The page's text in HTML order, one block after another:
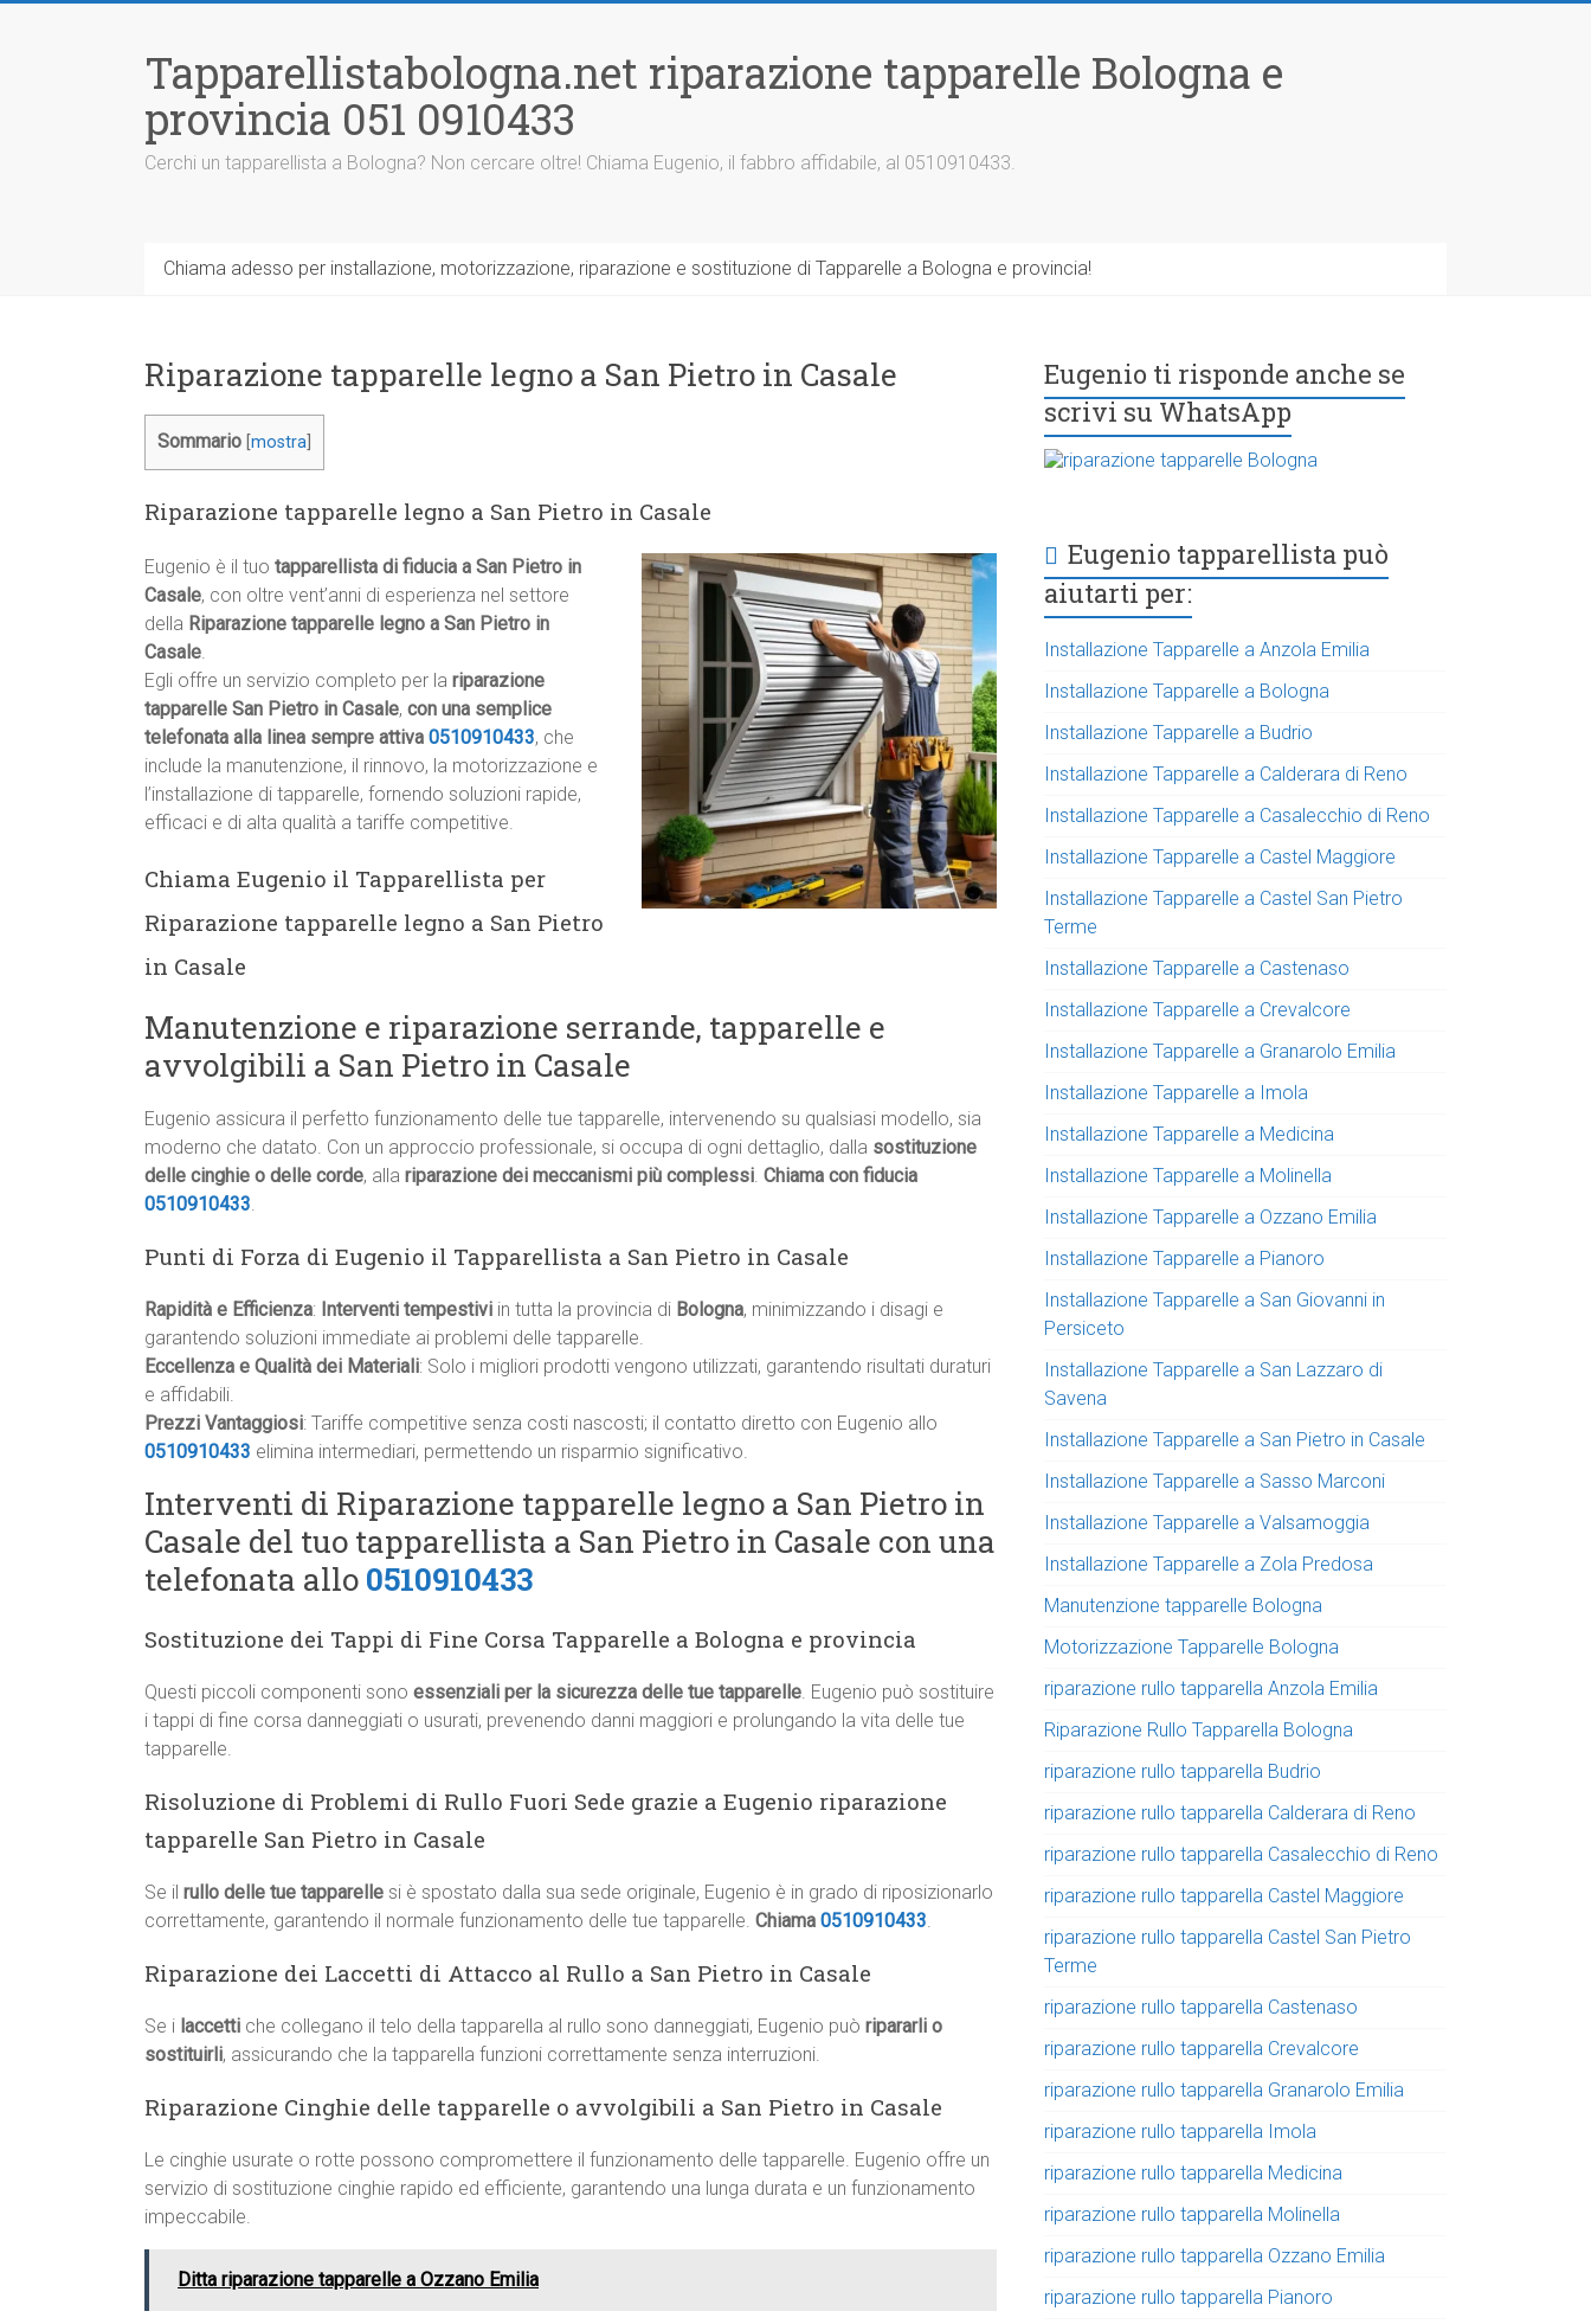
Tapparellistabologna.net riparazione tapparelle Bologna e
provincia 051 0910433
Cerchi un tapparellista a Bologna? Non cercare oltre! Chiama Eugenio, il fabbro affidabile, al 0510910433.
Chiama adesso per installazione, motorizzazione, riparazione e sostituzione di Tapparelle a Bologna e provincia!
Riparazione tapparelle legno a San Pietro in Casale
Sommario mostra
Riparazione tapparelle legno a San Pietro in Casale
Eugenio è il tuo tapparellista di fiducia a San Pietro in
Casale, con oltre vent’anni di esperienza nel settore
della Riparazione tapparelle legno a San Pietro in
Casale.
Egli offre un servizio completo per la riparazione
tapparelle San Pietro in Casale, con una semplice
telefonata alla linea sempre attiva 0510910433, che
include la manutenzione, il rinnovo, la motorizzazione e
l’installazione di tapparelle, fornendo soluzioni rapide,
efficaci e di alta qualità a tariffe competitive.
Chiama Eugenio il Tapparellista per
Riparazione tapparelle legno a San Pietro
in Casale
Manutenzione e riparazione serrande, tapparelle e
avvolgibili a San Pietro in Casale
Eugenio assicura il perfetto funzionamento delle tue tapparelle, intervenendo su qualsiasi modello, sia
moderno che datato. Con un approccio professionale, si occupa di ogni dettaglio, dalla sostituzione
delle cinghie o delle corde, alla riparazione dei meccanismi più complessi. Chiama con fiducia
0510910433.
Punti di Forza di Eugenio il Tapparellista a San Pietro in Casale
Rapidità e Efficienza: Interventi tempestivi in tutta la provincia di Bologna, minimizzando i disagi e
garantendo soluzioni immediate ai problemi delle tapparelle.
Eccellenza e Qualità dei Materiali: Solo i migliori prodotti vengono utilizzati, garantendo risultati duraturi
e affidabili.
Prezzi Vantaggiosi: Tariffe competitive senza costi nascosti; il contatto diretto con Eugenio allo
0510910433 elimina intermediari, permettendo un risparmio significativo.
Interventi di Riparazione tapparelle legno a San Pietro in
Casale del tuo tapparellista a San Pietro in Casale con una
telefonata allo 0510910433
Sostituzione dei Tappi di Fine Corsa Tapparelle a Bologna e provincia
Questi piccoli componenti sono essenziali per la sicurezza delle tue tapparelle. Eugenio può sostituire
i tappi di fine corsa danneggiati o usurati, prevenendo danni maggiori e prolungando la vita delle tue
tapparelle.
Risoluzione di Problemi di Rullo Fuori Sede grazie a Eugenio riparazione
tapparelle San Pietro in Casale
Se il rullo delle tue tapparelle si è spostato dalla sua sede originale, Eugenio è in grado di riposizionarlo
correttamente, garantendo il normale funzionamento delle tue tapparelle. Chiama 0510910433.
Riparazione dei Laccetti di Attacco al Rullo a San Pietro in Casale
Se i laccetti che collegano il telo della tapparella al rullo sono danneggiati, Eugenio può ripararli o
sostituirli, assicurando che la tapparella funzioni correttamente senza interruzioni.
Riparazione Cinghie delle tapparelle o avvolgibili a San Pietro in Casale
Le cinghie usurate o rotte possono compromettere il funzionamento delle tapparelle. Eugenio offre un
servizio di sostituzione cinghie rapido ed efficiente, garantendo una lunga durata e un funzionamento
impeccabile.
Ditta riparazione tapparelle a Ozzano Emilia
Eugenio ti risponde anche se
scrivi su WhatsApp
Eugenio tapparellista può
aiutarti per:
Installazione Tapparelle a Anzola Emilia
Installazione Tapparelle a Bologna
Installazione Tapparelle a Budrio
Installazione Tapparelle a Calderara di Reno
Installazione Tapparelle a Casalecchio di Reno
Installazione Tapparelle a Castel Maggiore
Installazione Tapparelle a Castel San Pietro
Terme
Installazione Tapparelle a Castenaso
Installazione Tapparelle a Crevalcore
Installazione Tapparelle a Granarolo Emilia
Installazione Tapparelle a Imola
Installazione Tapparelle a Medicina
Installazione Tapparelle a Molinella
Installazione Tapparelle a Ozzano Emilia
Installazione Tapparelle a Pianoro
Installazione Tapparelle a San Giovanni in
Persiceto
Installazione Tapparelle a San Lazzaro di
Savena
Installazione Tapparelle a San Pietro in Casale
Installazione Tapparelle a Sasso Marconi
Installazione Tapparelle a Valsamoggia
Installazione Tapparelle a Zola Predosa
Manutenzione tapparelle Bologna
Motorizzazione Tapparelle Bologna
riparazione rullo tapparella Anzola Emilia
Riparazione Rullo Tapparella Bologna
riparazione rullo tapparella Budrio
riparazione rullo tapparella Calderara di Reno
riparazione rullo tapparella Casalecchio di Reno
riparazione rullo tapparella Castel Maggiore
riparazione rullo tapparella Castel San Pietro
Terme
riparazione rullo tapparella Castenaso
riparazione rullo tapparella Crevalcore
riparazione rullo tapparella Granarolo Emilia
riparazione rullo tapparella Imola
riparazione rullo tapparella Medicina
riparazione rullo tapparella Molinella
riparazione rullo tapparella Ozzano Emilia
riparazione rullo tapparella Pianoro